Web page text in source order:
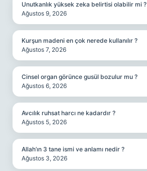
Unutkanlık yüksek zeka belirtisi olabilir mi ?
Ağustos 9, 2026
Kurşun madeni en çok nerede kullanılır ?
Ağustos 7, 2026
Cinsel organ görünce gusül bozulur mu ?
Ağustos 6, 2026
Avcılık ruhsat harcı ne kadardır ?
Ağustos 5, 2026
Allah’ın 3 tane ismi ve anlamı nedir ?
Ağustos 3, 2026